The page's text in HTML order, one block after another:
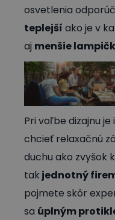
osvetlenia
teplejší ako je v
aj menšie
Pri voľbe dizajnu
chcieť relaxačnú
duchu ako zvyšok
tak jednotný
pojmete skôr
sa úplným